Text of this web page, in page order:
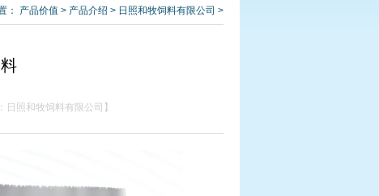
： 产品价值 > 产品介绍 > 日照和牧饲料有限公司 >
照和牧饲料有限公司】